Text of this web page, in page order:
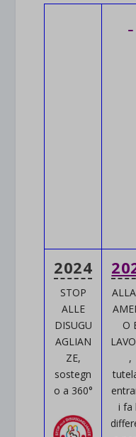
2024
STOP
ALLE
DISUGU
AGLIAN
ZE,
sostegn
o a 360°
O
,
i fa